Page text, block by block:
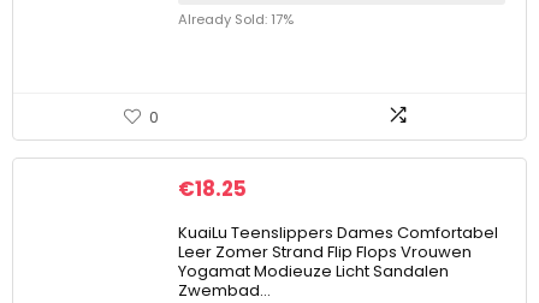
Already Sold: 17%
0
€18.25
KuaiLu Teenslippers Dames Comfortabel
Leer Zomer Strand Flip Flops Vrouwen
Yogamat Modieuze Licht Sandalen
Zwembad…